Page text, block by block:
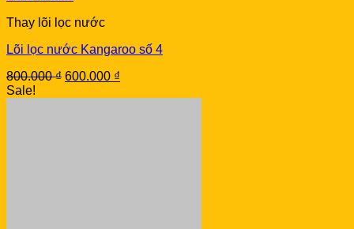
Thay lõi lọc nước
Lõi lọc nước Kangaroo số 4
800.000₫ Original
600.000 ₫
Sale!